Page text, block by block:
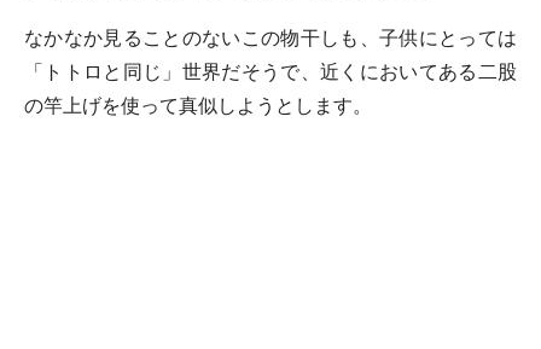
なかなか見ることのないこの物干しも、子供にとっては
「トトロと同じ」世界だそうで、近くにおいてある二股
の竿上げを使って真似しようとします。